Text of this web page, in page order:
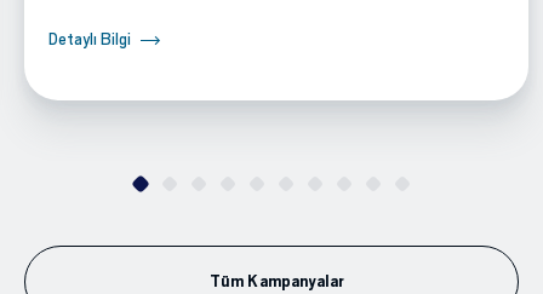
Detaylı Bilgi
Tüm Kampanyalar